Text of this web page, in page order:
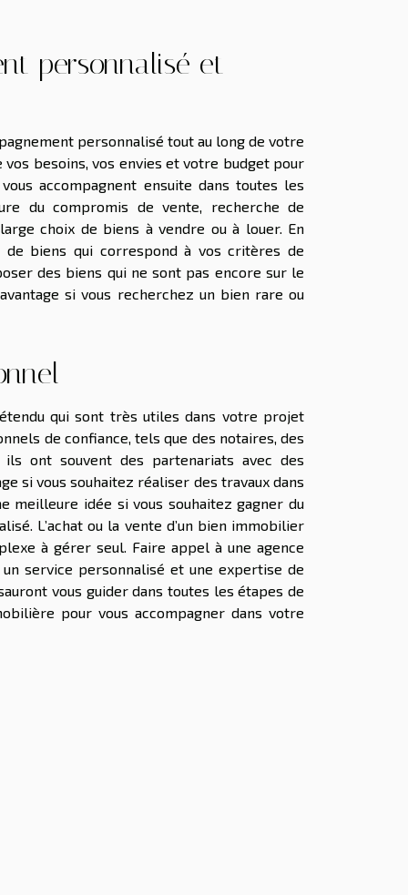
personnalisé et
personnalisé tout au long de votre
besoins, vos envies et votre budget pour
accompagnent ensuite dans toutes les
du compromis de vente, recherche de
choix de biens à vendre ou à louer. En
de biens qui correspond à vos critères de
des biens qui ne sont pas encore sur le
si vous recherchez un bien rare ou
qui sont très utiles dans votre projet
de confiance, tels que des notaires, des
ont souvent des partenariats avec des
si vous souhaitez réaliser des travaux dans
meilleure idée si vous souhaitez gagner du
L’achat ou la vente d’un bien immobilier
à gérer seul. Faire appel à une agence
service personnalisé et une expertise de
vous guider dans toutes les étapes de
pour vous accompagner dans votre